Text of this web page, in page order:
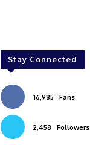
Stay Connected
16,985 Fans
2,458 Followers